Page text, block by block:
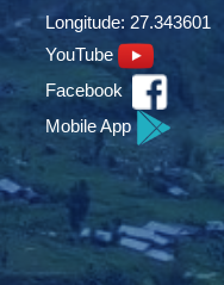
Longitude: 27.343601
YouTube
Facebook
Mobile App